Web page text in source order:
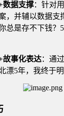
数据支撑：针对
，并辅以数据支
总是存不下钱
故事化表达：通
漂5年，我终于